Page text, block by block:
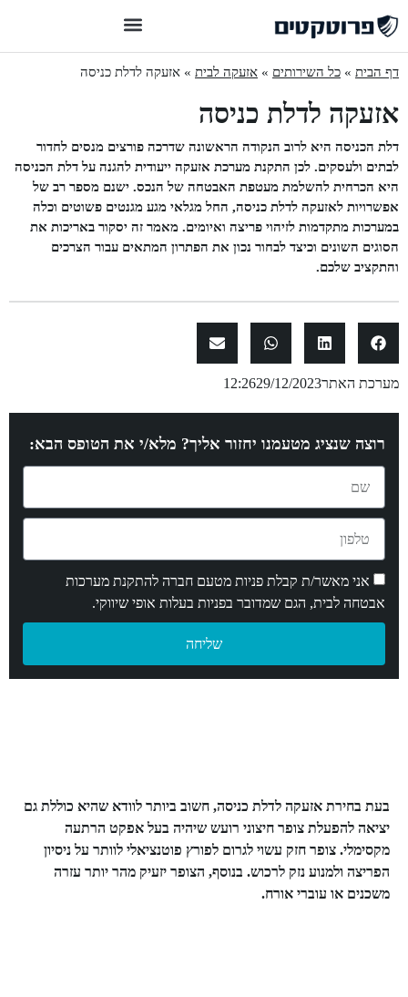
דף הבית » כל השירותים » אזעקה לבית » אזעקה לדלת כניסה
אזעקה לדלת כניסה
דלת הכניסה היא לרוב הנקודה הראשונה שדרכה פורצים מנסים לחדור
לבתים ולעסקים. לכן התקנת מערכת אזעקה ייעודית להגנה על דלת הכניסה
היא הכרחית להשלמת מעטפת האבטחה של הנכס. ישנם מספר רב של
אפשרויות לאזעקה לדלת כניסה, החל מגלאי מגע מגנטים פשוטים וכלה
במערכות מתקדמות לזיהוי פריצה ואיומים. מאמר זה יסקור באריכות את
הסוגים השונים וכיצד לבחור נכון את הפתרון המתאים עבור הצרכים
והתקציב שלכם.
מערכת האתר29/12/2023
12:26
רוצה שנציג מטעמנו יחזור אליך? מלא/י את הטופס הבא:
אני מאשר/ת קבלת פניות מטעם חברה להתקנת מערכות
אבטחה לבית, הגם שמדובר בפניות בעלות אופי שיווקי.
שליחה
בעת בחירת אזעקה לדלת כניסה, חשוב ביותר לוודא שהיא כוללת גם
יציאה להפעלת צופר חיצוני רועש שיהיה בעל אפקט הרתעה
מקסימלי. צופר חזק עשוי לגרום לפורץ פוטנציאלי לוותר על ניסיון
הפריצה ולמנוע נזק לרכוש. בנוסף, הצופר יזעיק מהר יותר עזרה
משכנים או עוברי אורח.